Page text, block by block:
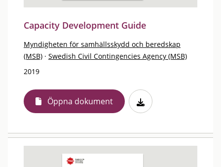
Capacity Development Guide
Myndigheten för samhällsskydd och beredskap
(MSB) · Swedish Civil Contingencies Agency (MSB)
2019
Öppna dokument